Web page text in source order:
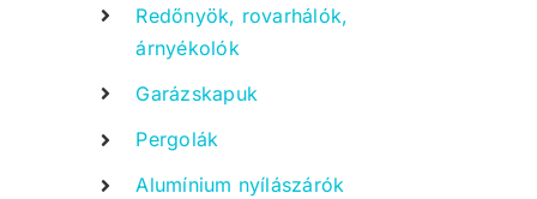
Redőnyök, rovarhálók,
árnyékolók
Garázskapuk
Pergolák
Alumínium nyílászárók